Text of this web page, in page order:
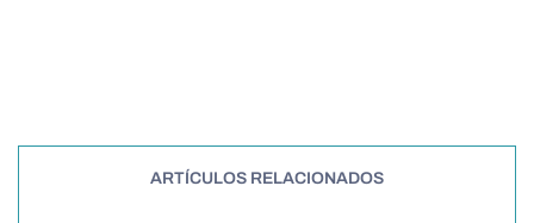
ARTÍCULOS RELACIONADOS